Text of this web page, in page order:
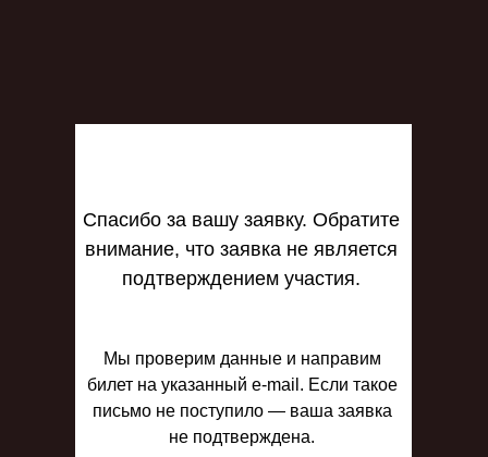
Спасибо за вашу заявку. Обратите
внимание, что заявка не является
подтверждением участия.
Мы проверим данные и направим
билет на указанный e-mail. Если такое
письмо не поступило — ваша заявка
не подтверждена.